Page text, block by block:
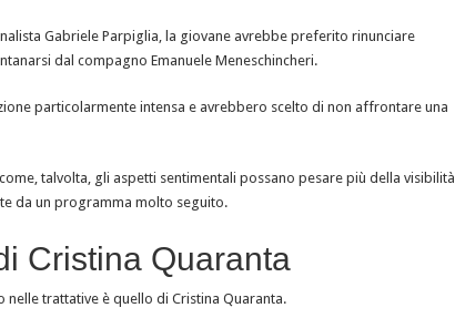
Gabriele Parpiglia, la giovane avrebbe preferito rinunciare
dal compagno Emanuele Meneschincheri.
particolarmente intensa e avrebbero scelto di non affrontare una
talvolta, gli aspetti sentimentali possano pesare più della visibilità
da un programma molto seguito.
Cristina Quaranta
nelle trattative è quello di Cristina Quaranta.